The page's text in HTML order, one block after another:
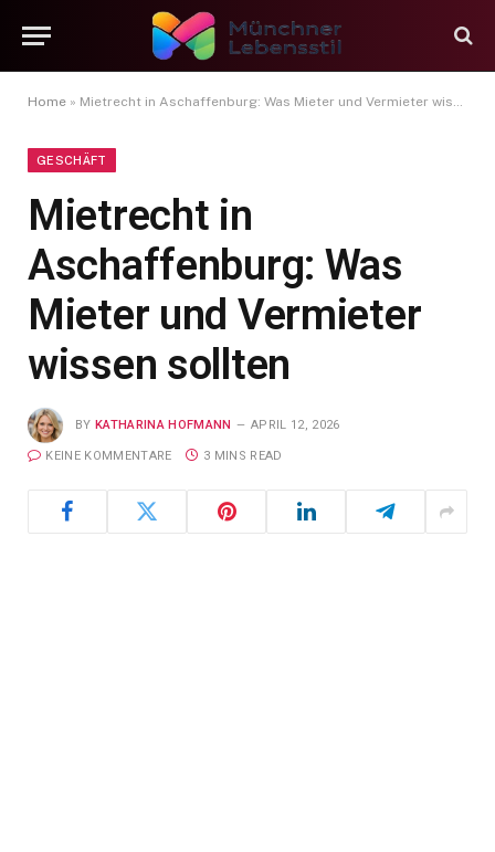
Home » Mietrecht in Aschaffenburg: Was Mieter und Vermieter wissen sollten
GESCHÄFT
Mietrecht in
Aschaffenburg: Was
Mieter und Vermieter
wissen sollten
BY KATHARINA HOFMANN APRIL 12, 2026
KEINE KOMMENTARE 3 MINS READ